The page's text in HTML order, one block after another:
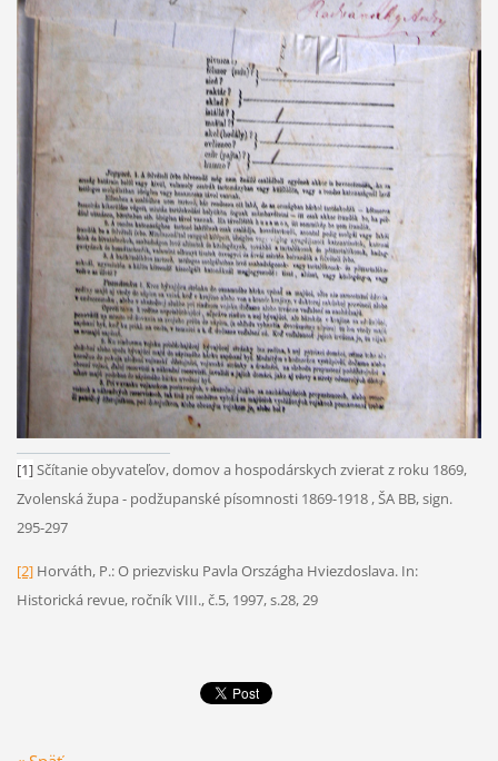
[1]Sčítanie obyvateľov, domov a hospodárskych zvierat z roku 1869,
Zvolenská župa - podžupanské písomnosti 1869-1918 , ŠA BB, sign.
295-297
[2]Horváth, P.: O priezvisku Pavla Országha Hviezdoslava. In:
Historická revue, ročník VIII., č.5, 1997, s.28, 29